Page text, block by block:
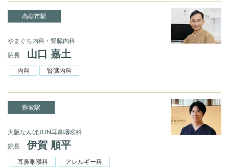
高槻市駅
やまぐち内科・腎臓内科
院長
山口 嘉土
内科 腎臓内科
難波駅
大阪なんばJUN耳鼻咽喉科
院長
伊賀 順平
耳鼻咽喉科 アレルギー科